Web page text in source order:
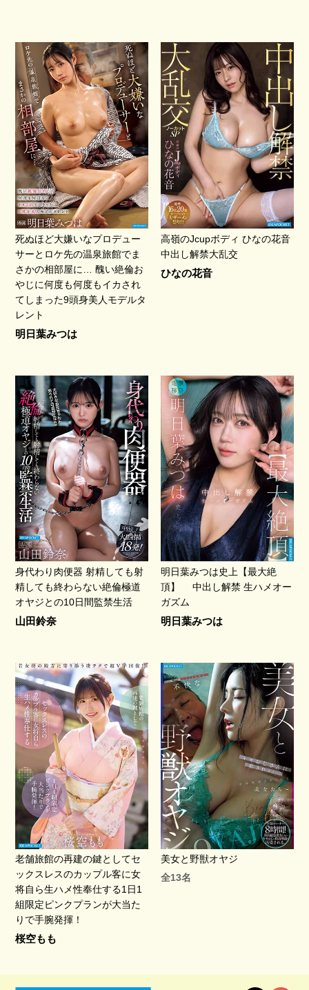
死ぬほど大嫌いなプロデュー
サーとロケ先の温泉旅館でま
さかの相部屋に… 醜い絶倫お
やじに何度も何度もイカされ
てしまった9頭身美人モデルタ
レント
明日葉みつは
高嶺のJcupボディ ひなの花音
中出し解禁大乱交
ひなの花音
身代わり肉便器 射精しても射
精しても終わらない絶倫極道
オヤジとの10日間監禁生活
山田鈴奈
明日葉みつは史上【最大絶
頂】 中出し解禁 生ハメオー
ガズム
明日葉みつは
老舗旅館の再建の鍵としてセ
ックスレスのカップル客に女
将自ら生ハメ性奉仕する1日1
組限定ピンクプランが大当た
りで手腕発揮！
桜空もも
美女と野獣オヤジ
全13名